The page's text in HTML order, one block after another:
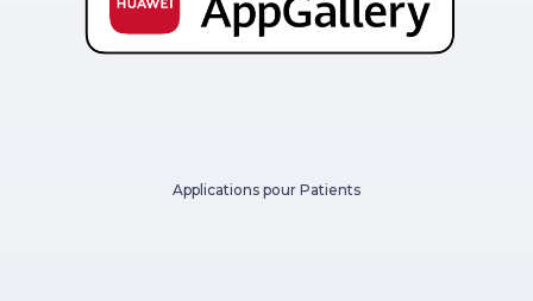
Applications pour Patients